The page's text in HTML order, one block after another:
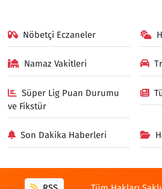
Nöbetçi Eczaneler
Namaz Vakitleri
Süper Lig Puan Durumu
ve Fikstür
Son Dakika Haberleri